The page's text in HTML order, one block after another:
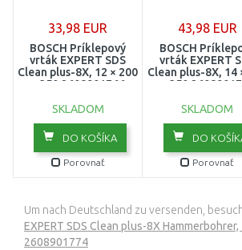
33,98 EUR
BOSCH Príklepový
vrták EXPERT SDS
Clean plus-8X, 12 × 200
× 350 2608901766
SKLADOM
DO KOŠÍKA
Porovnať
43,98 EUR
BOSCH
vrták EXPERT
Clean plus-8X, 14
× 350
SKLADOM
DO
Porovnať
Um nach Deutschland zu versenden,
EXPERT SDS Clean plus-8X
2608901774